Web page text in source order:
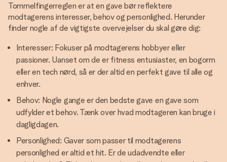
Tommelfingerreglen er at en gave bør reflektere
modtagerens interesser, behov og personlighed. Herunder
finder nogle af de vigtigste overvejelser du skal gøre dig:
Interesser: Fokuser på modtagerens hobbyer eller
passioner. Uanset om de er fitness entusiaster, en bogorm
eller en tech nørd, så er der altid en perfekt gave til alle og
enhver.
Behov: Nogle gange er den bedste gave en gave som
udfylder et behov. Tænk over hvad modtageren kan bruge i
dagligdagen.
Personlighed: Gaver som passer til modtagerens
personlighed er altid et hit. Er de udadvendte eller